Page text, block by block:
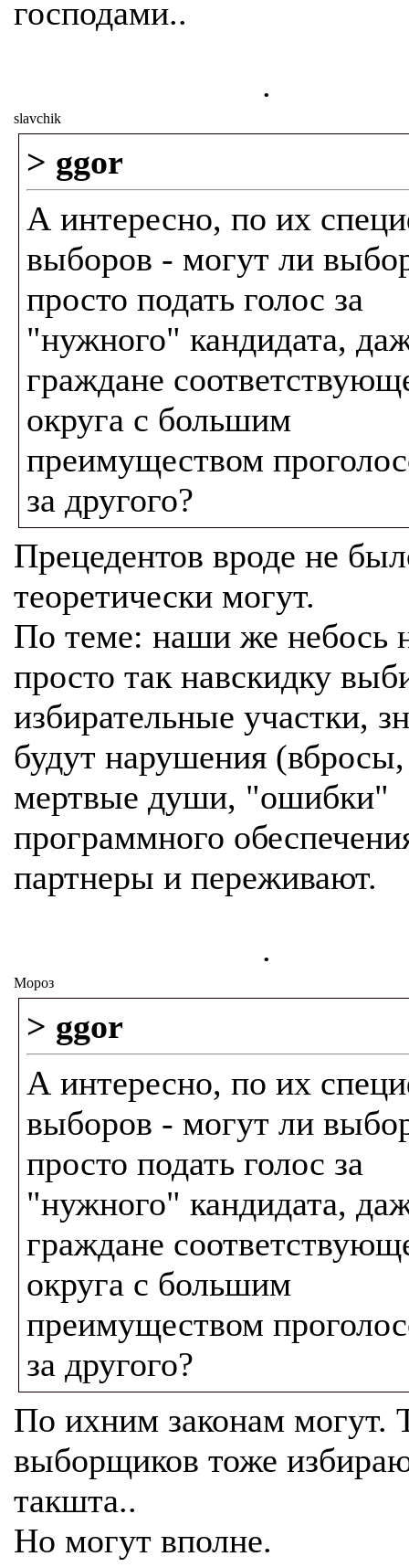
господами..
.
slavchik
> ggor
А интересно, по их
выборов - могут ли
просто подать голос за
"нужного" кандидата,
граждане
округа с большим
преимуществом
за другого?
Прецедентов вроде не
теоретически могут.
По теме: наши же небось
просто так навскидку
избирательные участки,
будут нарушения (вбросы,
мертвые души, "ошибки"
программного
партнеры и переживают.
.
Мороз
> ggor
А интересно, по их
выборов - могут ли
просто подать голос за
"нужного" кандидата,
граждане
округа с большим
преимуществом
за другого?
По ихним законам могут.
выборщиков тоже
такшта..
Но могут вполне.